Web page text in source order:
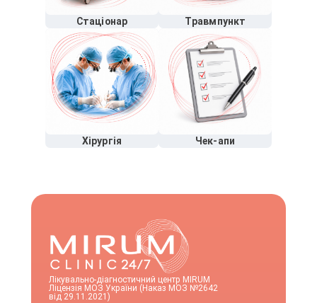
Стаціонар Травмпункт
Хірургія Чек-апи
Лікувально-діагностичний центр MIRUM
Ліцензія МОЗ України (Наказ МОЗ №2642
від 29.11.2021)